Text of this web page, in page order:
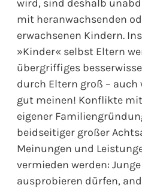
wird, sind deshalb
mit heranwachsenden
erwachsenen Kindern.
»Kinder« selbst Eltern
übergriffiges
durch Eltern groß – auch
gut meinen! Konflikte
eigener
beidseitiger großer
Meinungen und
vermieden werden:
ausprobieren dürfen,